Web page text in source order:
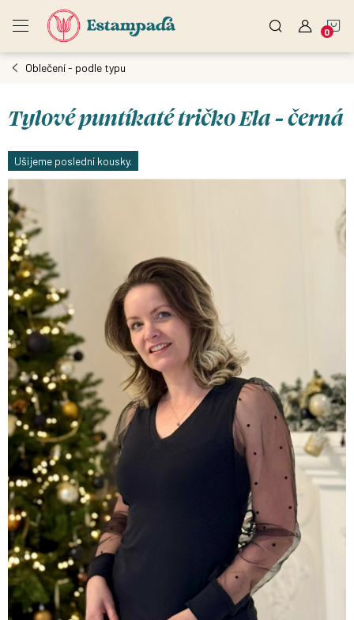
Oblečení - podle typu
Tylové puntíkaté tričko Ela - černá
Ušijeme poslední kousky.